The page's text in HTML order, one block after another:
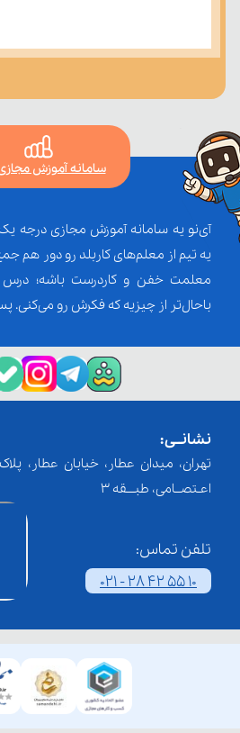
سامانه آموزش
آی‌نو یه سامانه آموزش مجازی درجه
یه تیم از معلم‌‌های کاربلد رو دور هم
معلمت خفن و کاردرست باشه؛
باحال‌تر از چیزیه که فکرش رو می‌کنی.
نشانــی:
اعـتصــامی، طبـــقه 3
تلفن تماس:
021 - 28 42 55 10